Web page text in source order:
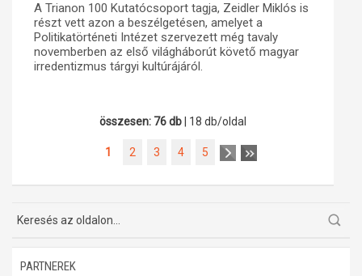
A Trianon 100 Kutatócsoport tagja, Zeidler Miklós is
részt vett azon a beszélgetésen, amelyet a
Politikatörténeti Intézet szervezett még tavaly
novemberben az első világháborút követő magyar
irredentizmus tárgyi kultúrájáról.
összesen: 76 db | 18 db/oldal
1 2 3 4 5
PARTNEREK